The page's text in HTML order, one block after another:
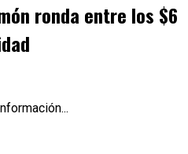
ronda entre los $6